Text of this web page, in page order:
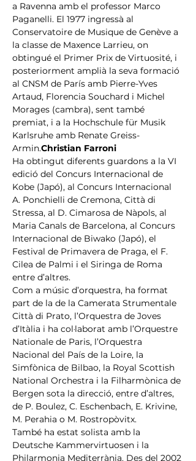
a Ravenna amb el professor Marco
Paganelli. El 1977 ingressà al
Conservatoire de Musique de Genève a
la classe de Maxence Larrieu, on
obtingué el Primer Prix de Virtuosité, i
posteriorment amplià la seva formació
al CNSM de París amb Pierre-Yves
Artaud, Florencia Souchard i Michel
Morages (cambra), sent també
premiat, i a la Hochschule für Musik
Karlsruhe amb Renate Greiss-
Armin.Christian Farroni
Ha obtingut diferents guardons a la VI
edició del Concurs Internacional de
Kobe (Japó), al Concurs Internacional
A. Ponchielli de Cremona, Città di
Stressa, al D. Cimarosa de Nàpols, al
Maria Canals de Barcelona, al Concurs
Internacional de Biwako (Japó), el
Festival de Primavera de Praga, el F.
Cilea de Palmi i el Siringa de Roma
entre d’altres.
Com a músic d’orquestra, ha format
part de la de la Camerata Strumentale
Città di Prato, l’Orquestra de Joves
d’Itàlia i ha col·laborat amb l’Orquestre
Nationale de Paris, l’Orquestra
Nacional del País de la Loire, la
Simfònica de Bilbao, la Royal Scottish
National Orchestra i la Filharmònica de
Bergen sota la direcció, entre d’altres,
de P. Boulez, C. Eschenbach, E. Krivine,
M. Perahia o M. Rostropòvitx.
També ha estat solista amb la
Deutsche Kammervirtuosen i la
Philarmonia Mediterrània. Des del 2002